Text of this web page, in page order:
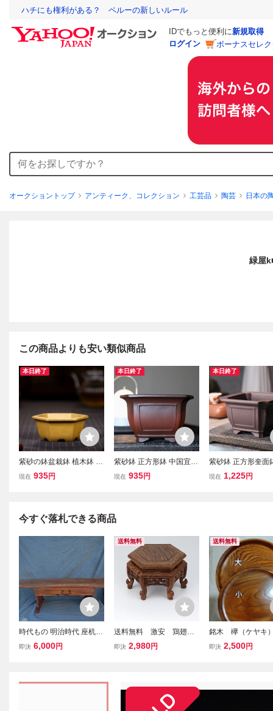
ハチにも権利がある？ ペルーの新しいルール
IDでもっと便利に新規取得
ログイン
ボーナスセレ
オークショントップ アンティーク、コレクション 工芸品 陶芸 日本の
緑屋
この商品よりも安い類似商品
本日終了
紫砂の鉢盆栽鉢 植木鉢 小
品盆栽鉢 大品盆栽鉢
現在 935円
本日終了
紫砂鉢 正方形鉢 中国宜興
盆栽鉢 植木鉢 小品盆栽鉢
現在 935円
本日終了
紫砂鉢 正方形奎面
鉢 植木鉢 小品盆栽
現在 1,225円
今すぐ落札できる商品
時代もの 明治時代 座机
文机 経机 時代墨書き 座
即決 6,000円
送料無料
送料無料 激安 鶏翅
木 六角形 木製 平台 彫
即決 2,980円
送料無料
銘木 欅（ケヤキ
２枚 天然木 く
即決 2,500円